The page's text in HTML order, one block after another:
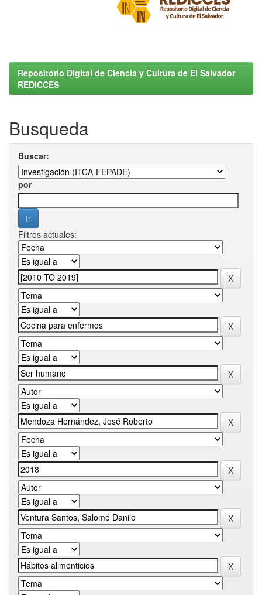
Repositorio Digital de Ciencia y Cultura de El Salvador
REDICCES
Busqueda
Buscar:
por
Filtros actuales: